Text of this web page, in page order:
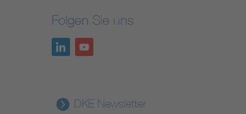
Folgen Sie uns
DKE Newsletter